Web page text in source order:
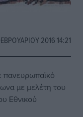
2016 14:21
με μελέτη του
Εθνικού